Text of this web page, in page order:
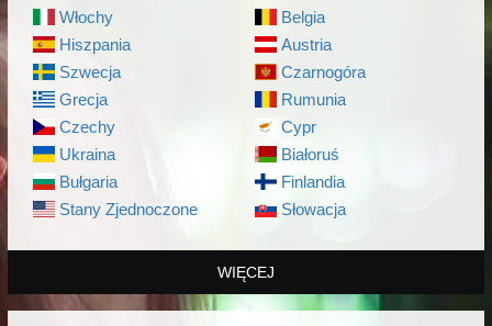
Włochy
Hiszpania
Szwecja
Grecja
Czechy
Ukraina
Bułgaria
Stany Zjednoczone
Belgia
Austria
Czarnogóra
Rumunia
Cypr
Białoruś
Finlandia
Słowacja
WIĘCEJ